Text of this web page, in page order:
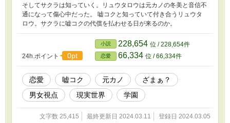
そしてサクラは知っていく。リュウタロウは元カノの冬美と音信不
通になって傷心中だった。 嘘コクと知っていて付き合うリュウタ
ロウ。サクラに嘘コクの代償を払わせる日が来るのか。
24h.ポイント 0pt
小説 228,654 位 / 228,654件
恋愛 66,334 位 / 66,334件
恋愛 嘘コク 元カノ
ざまぁ？
男女視点
現実世界 学園
文字数 25,415 最終更新日 2024.03.11 登録日 2024.03.05